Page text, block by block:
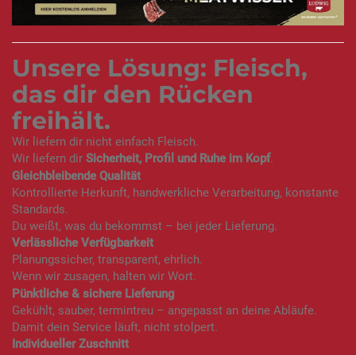
Unsere Lösung: Fleisch,
das dir den Rücken
freihält.
Wir liefern dir nicht einfach Fleisch.
Wir liefern dir Sicherheit, Profil und Ruhe im Kopf.
Gleichbleibende Qualität
Kontrollierte Herkunft, handwerkliche Verarbeitung, konstante
Standards.
Du weißt, was du bekommst – bei jeder Lieferung.
Verlässliche Verfügbarkeit
Planungssicher, transparent, ehrlich.
Wenn wir zusagen, halten wir Wort.
Pünktliche & sichere Lieferung
Gekühlt, sauber, termintreu – angepasst an deine Abläufe.
Damit dein Service läuft, nicht stolpert.
Individueller Zuschnitt